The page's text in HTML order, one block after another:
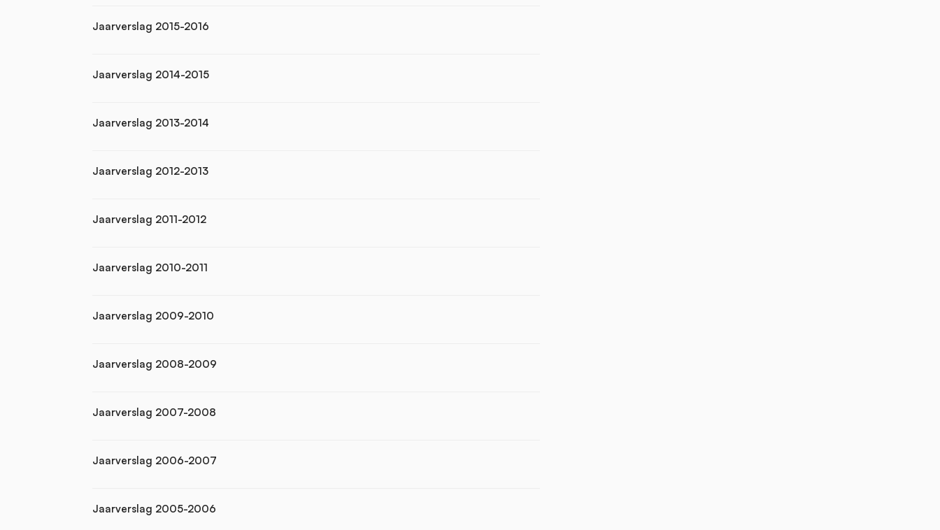
Jaarverslag 2015-2016
Jaarverslag 2014-2015
Jaarverslag 2013-2014
Jaarverslag 2012-2013
Jaarverslag 2011-2012
Jaarverslag 2010-2011
Jaarverslag 2009-2010
Jaarverslag 2008-2009
Jaarverslag 2007-2008
Jaarverslag 2006-2007
Jaarverslag 2005-2006